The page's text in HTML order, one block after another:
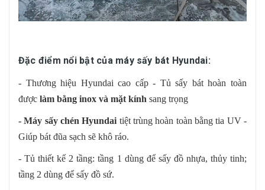
Đặc điểm nổi bật của máy sấy bát Hyundai:
- Thương hiệu Hyundai cao cấp - Tủ sấy bát hoàn toàn
được làm bằng inox và mặt kính sang trọng
- Máy sấy chén Hyundai tiệt trùng hoàn toàn bằng tia UV -
Giúp bát đũa sạch sẽ khô ráo.
- Tủ thiết kế 2 tầng: tầng 1 dùng để sấy đồ nhựa, thủy tinh;
tầng 2 dùng để sấy đồ sứ.